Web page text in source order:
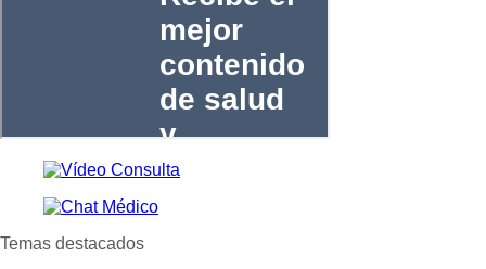
Temas destacados